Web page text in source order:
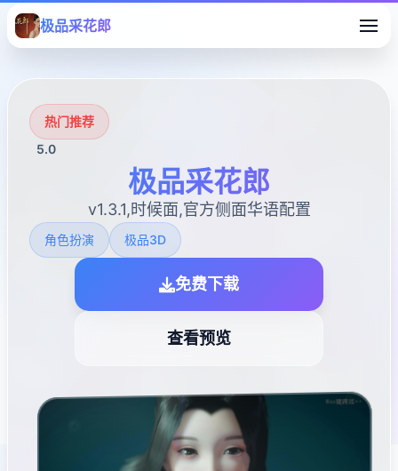
极品采花郎
热门推荐
5.0
极品采花郎
v1.3.1,时候面,官方侧面华语配置
角色扮演 极品3D
免费下载
查看预览